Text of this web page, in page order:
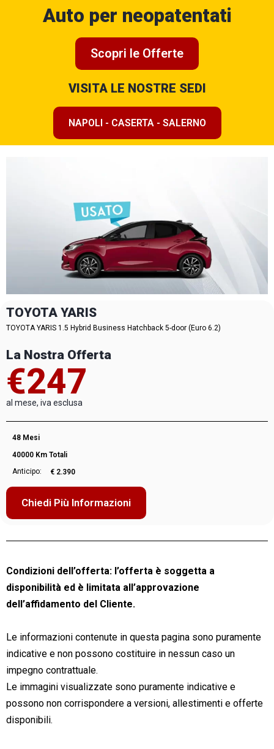
Auto per neopatentati
Scopri le Offerte
VISITA LE NOSTRE SEDI
NAPOLI - CASERTA - SALERNO
TOYOTA YARIS
TOYOTA YARIS 1.5 Hybrid Business Hatchback 5-door (Euro 6.2)
La Nostra Offerta
€247
al mese, iva esclusa
48 Mesi
40000 Km Totali
Anticipo:
€ 2.390
Chiedi Più Informazioni
Condizioni dell’offerta: l’offerta è soggetta a
disponibilità ed è limitata all’approvazione
dell’affidamento del Cliente.
Le informazioni contenute in questa pagina sono puramente
indicative e non possono costituire in nessun caso un
impegno contrattuale.
Le immagini visualizzate sono puramente indicative e
possono non corrispondere a versioni, allestimenti e offerte
disponibili.